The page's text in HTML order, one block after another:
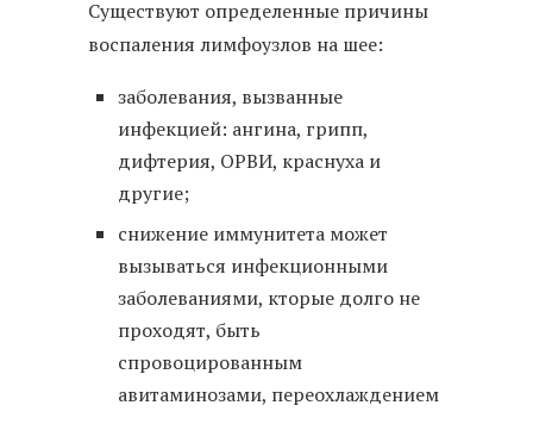
Существуют определенные причины
воспаления лимфоузлов на шее:
заболевания, вызванные
инфекцией: ангина, грипп,
дифтерия, ОРВИ, краснуха и
другие;
снижение иммунитета может
вызываться инфекционными
заболеваниями, кторые долго не
проходят, быть
спровоцированным
авитаминозами, переохлаждением